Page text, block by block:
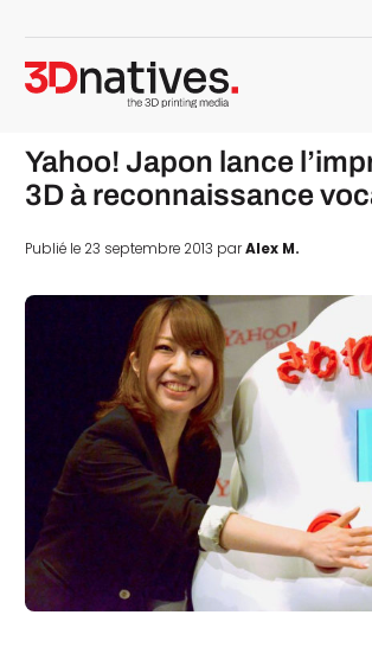
Yahoo! Japon lance
3D à reconnaissance
Publié le 23 septembre 2013 parAlex M.